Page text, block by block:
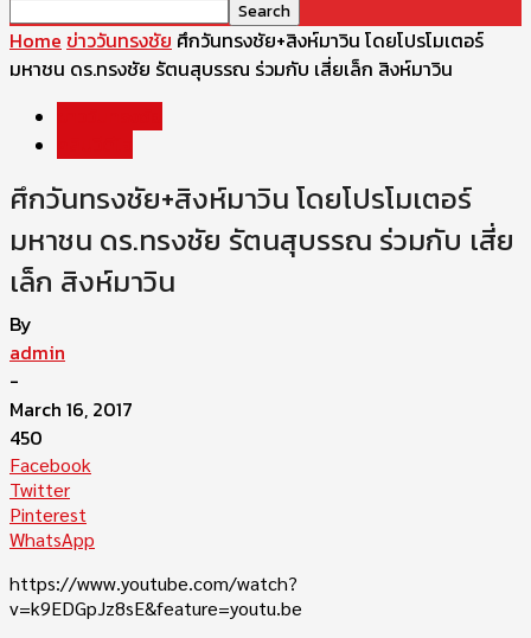
Home ข่าววันทรงชัย ศึกวันทรงชัย+สิงห์มาวิน โดยโปรโมเตอร์
มหาชน ดร.ทรงชัย รัตนสุบรรณ ร่วมกับ เสี่ยเล็ก สิงห์มาวิน
ศึกวันทรงชัย+สิงห์มาวิน โดยโปรโมเตอร์
มหาชน ดร.ทรงชัย รัตนสุบรรณ ร่วมกับ เสี่ย
เล็ก สิงห์มาวิน
By
admin
-
March 16, 2017
450
Facebook
Twitter
Pinterest
WhatsApp
https://www.youtube.com/watch?
v=k9EDGpJz8sE&feature=youtu.be